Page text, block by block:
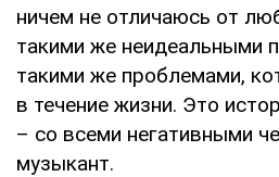
ничем не отличаюсь от
такими же неидеальными
такими же проблемами,
в течение жизни. Это
– со всеми негативными
музыкант.